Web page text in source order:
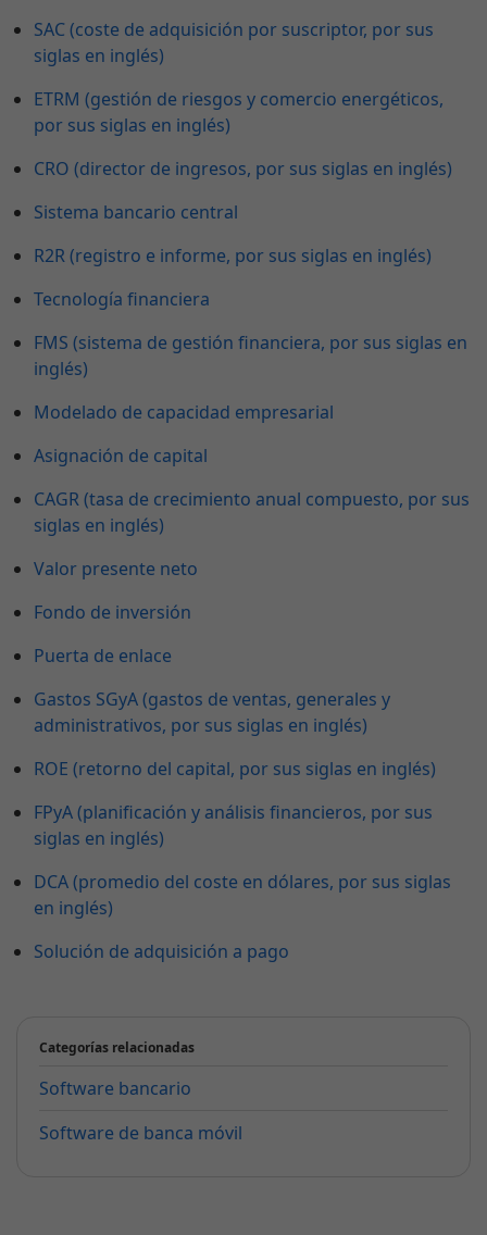
SAC (coste de adquisición por suscriptor, por sus
siglas en inglés)
ETRM (gestión de riesgos y comercio energéticos,
por sus siglas en inglés)
CRO (director de ingresos, por sus siglas en inglés)
Sistema bancario central
R2R (registro e informe, por sus siglas en inglés)
Tecnología financiera
FMS (sistema de gestión financiera, por sus siglas en
inglés)
Modelado de capacidad empresarial
Asignación de capital
CAGR (tasa de crecimiento anual compuesto, por sus
siglas en inglés)
Valor presente neto
Fondo de inversión
Puerta de enlace
Gastos SGyA (gastos de ventas, generales y
administrativos, por sus siglas en inglés)
ROE (retorno del capital, por sus siglas en inglés)
FPyA (planificación y análisis financieros, por sus
siglas en inglés)
DCA (promedio del coste en dólares, por sus siglas
en inglés)
Solución de adquisición a pago
Categorías relacionadas
Software bancario
Software de banca móvil